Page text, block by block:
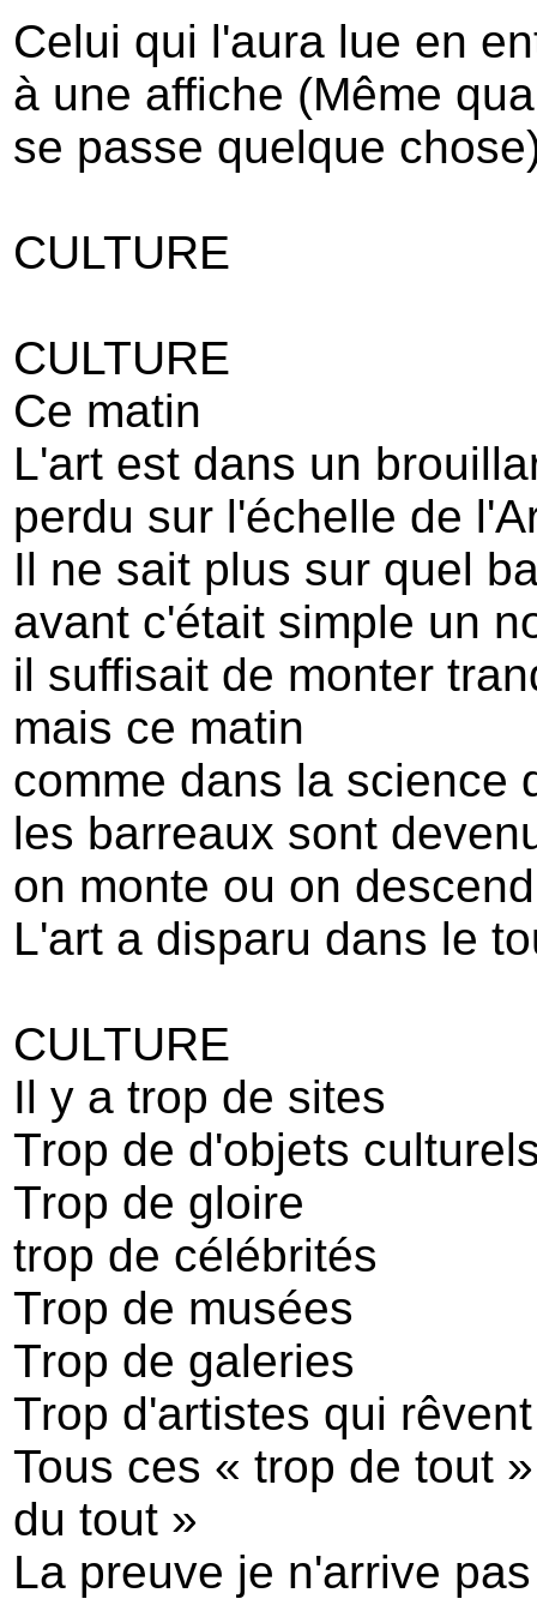
Celui qui l'aura lue en
à une affiche (Même
se passe quelque
CULTURE
CULTURE
Ce matin
L'art est dans un
perdu sur l'échelle de
Il ne sait plus sur quel
avant c'était simple un
il suffisait de monter
mais ce matin
comme dans la science
les barreaux sont
on monte ou on
L'art a disparu dans le
CULTURE
Il y a trop de sites
Trop de d'objets
Trop de gloire
trop de célébrités
Trop de musées
Trop de galeries
Trop d'artistes qui
Tous ces « trop de tout
du tout »
La preuve je n'arrive